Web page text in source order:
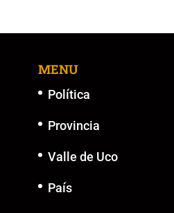
MENU
Política
Provincia
Valle de Uco
País